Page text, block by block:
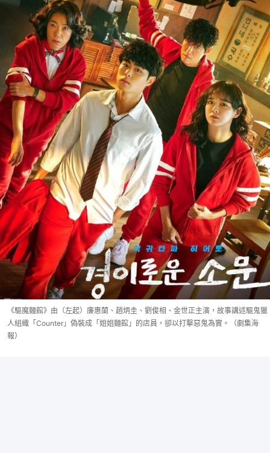
《驅魔麵館》由（左起）廉惠蘭、趙炳圭、劉俊相、金世正主演，故事講述驅鬼獵
人組織「Counter」偽裝成「姐姐麵館」的店員，卻以打擊惡鬼為實。（劇集海
報）